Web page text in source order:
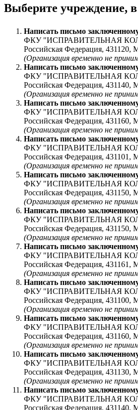
Выберите учреждение,
Написать письмо
ФКУ "ИСПРАВИТЕЛЬНАЯ
Российская Федерация,
(Организация временно не
Написать письмо
ФКУ "ИСПРАВИТЕЛЬНАЯ
Российская Федерация, 431140,
(Организация временно не
Написать письмо
ФКУ "ИСПРАВИТЕЛЬНАЯ
Российская Федерация, 431160,
(Организация временно не
Написать письмо
ФКУ "ИСПРАВИТЕЛЬНАЯ
Российская Федерация,
(Организация временно не
Написать письмо
ФКУ "ИСПРАВИТЕЛЬНАЯ
Российская Федерация,
(Организация временно не
Написать письмо
ФКУ "ИСПРАВИТЕЛЬНАЯ
Российская Федерация, 431150,
(Организация временно не
Написать письмо
ФКУ "ИСПРАВИТЕЛЬНАЯ
Российская Федерация,
(Организация временно не
Написать письмо
ФКУ "ИСПРАВИТЕЛЬНАЯ
Российская Федерация, 431100,
(Организация временно не
Написать письмо
ФКУ "ИСПРАВИТЕЛЬНАЯ
Российская Федерация, 431160,
(Организация временно не
Написать письмо
ФКУ "ИСПРАВИТЕЛЬНАЯ
Российская Федерация, 431130,
(Организация временно не
Написать письмо
ФКУ "ИСПРАВИТЕЛЬНАЯ
Российская Федерация,